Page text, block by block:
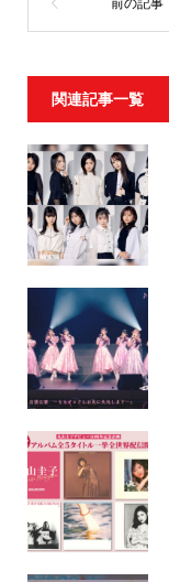
関連記事一覧